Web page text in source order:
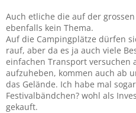
Auch etliche die auf der
ebenfalls kein Thema.
Auf die Campingplätze dürfen
rauf, aber da es ja auch viele
einfachen Transport versuchen
aufzuheben, kommen auch ab
das Gelände. Ich habe mal
Festivalbändchen? wohl als
gekauft.